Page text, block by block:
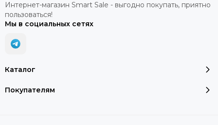
Каталог
Покупателям
Интернет-магазин Smart Sale - выгодно покупать, приятно
пользоваться!
Мы в социальных сетях